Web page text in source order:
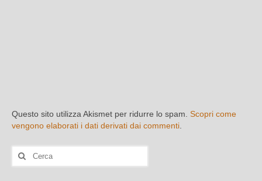
Questo sito utilizza Akismet per ridurre lo spam. Scopri come
vengono elaborati i dati derivati dai commenti
Cerca: